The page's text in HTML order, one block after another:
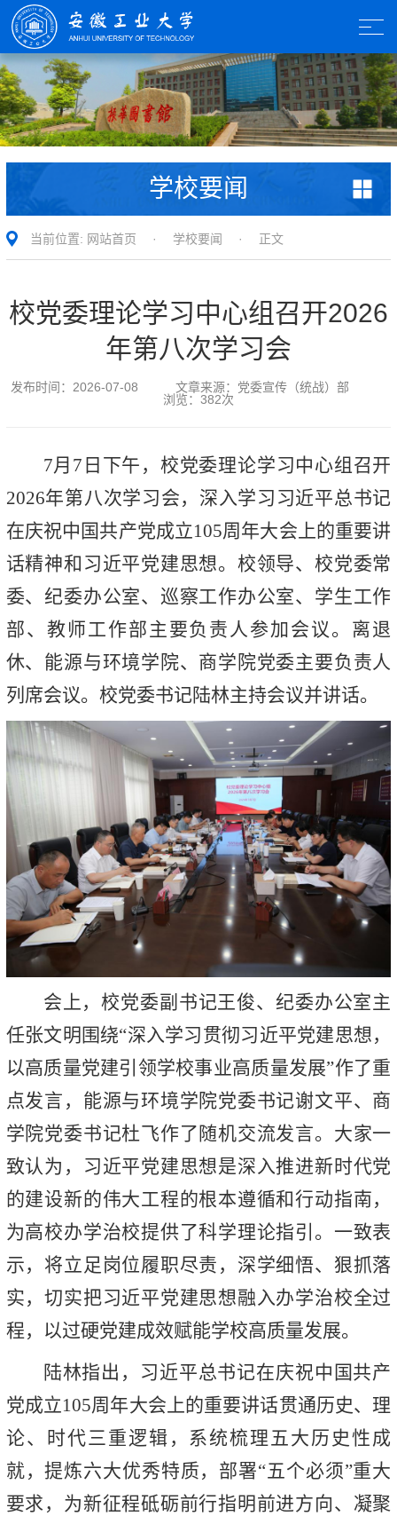
学校要闻
当前位置: 网站首页 · 学校要闻 · 正文
校党委理论学习中心组召开2026
年第八次学习会
发布时间： 2026-07-08 文章来源： 党委宣传（统战）部
浏览： 382次
7月7日下午，校党委理论学习中心组召开
2026年第八次学习会，深入学习习近平总书记
在庆祝中国共产党成立105周年大会上的重要讲
话精神和习近平党建思想。校领导、校党委常
委、纪委办公室、巡察工作办公室、学生工作
部、教师工作部主要负责人参加会议。离退
休、能源与环境学院、商学院党委主要负责人
列席会议。校党委书记陆林主持会议并讲话。
会上，校党委副书记王俊、纪委办公室主
任张文明围绕“深入学习贯彻习近平党建思想，
以高质量党建引领学校事业高质量发展”作了重
点发言，能源与环境学院党委书记谢文平、商
学院党委书记杜飞作了随机交流发言。大家一
致认为，习近平党建思想是深入推进新时代党
的建设新的伟大工程的根本遵循和行动指南，
为高校办学治校提供了科学理论指引。一致表
示，将立足岗位履职尽责，深学细悟、狠抓落
实，切实把习近平党建思想融入办学治校全过
程，以过硬党建成效赋能学校高质量发展。
陆林指出，习近平总书记在庆祝中国共产
党成立105周年大会上的重要讲话贯通历史、理
论、时代三重逻辑，系统梳理五大历史性成
就，提炼六大优秀特质，部署“五个必须”重大
要求，为新征程砥砺前行指明前进方向、凝聚